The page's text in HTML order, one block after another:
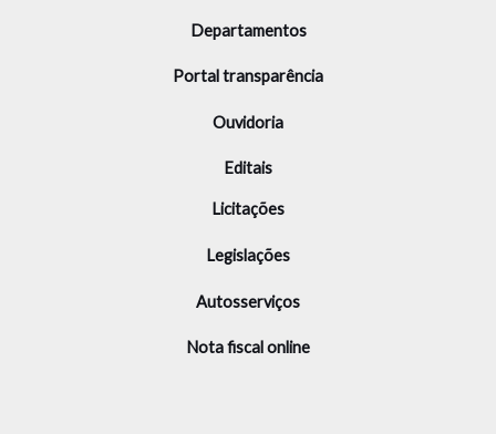
Departamentos
Portal transparência
Ouvidoria
Editais
Licitações
Legislações
Autosserviços
Nota fiscal online